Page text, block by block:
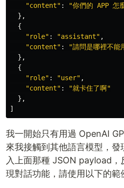
"content" : "你們的 APP 怎
},
{
"role" : "assistant" ,
"content" : "請問是哪裡不能
},
{
"role" : "user" ,
"content" : "就卡住了啊"
},
]
我一開始只有用過 OpenAI
來我接觸到其他語言模型，
入上面那種 JSON payload，
現對話功能，請使用以下的範